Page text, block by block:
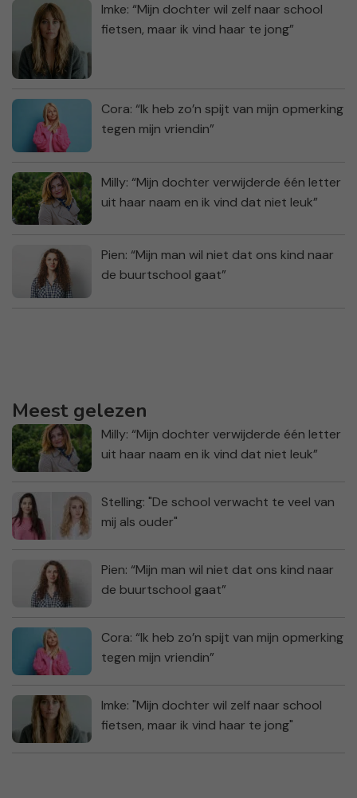
Imke: “Mijn dochter wil zelf naar school
fietsen, maar ik vind haar te jong”
Cora: “Ik heb zo’n spijt van mijn opmerking
tegen mijn vriendin”
Milly: “Mijn dochter verwijderde één letter
uit haar naam en ik vind dat niet leuk”
Pien: “Mijn man wil niet dat ons kind naar
de buurtschool gaat”
Meest gelezen
Milly: “Mijn dochter verwijderde één letter
uit haar naam en ik vind dat niet leuk”
Stelling: "De school verwacht te veel van
mij als ouder"
Pien: “Mijn man wil niet dat ons kind naar
de buurtschool gaat”
Cora: “Ik heb zo’n spijt van mijn opmerking
tegen mijn vriendin”
Imke: "Mijn dochter wil zelf naar school
fietsen, maar ik vind haar te jong"